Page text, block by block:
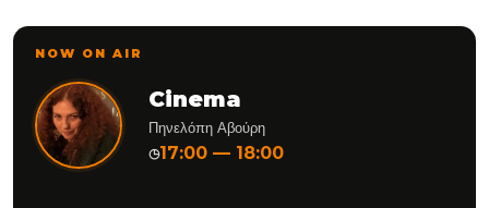
NOW ON AIR
Cinema
Πηνελόπη Αβούρη
◷17:00 — 18:00